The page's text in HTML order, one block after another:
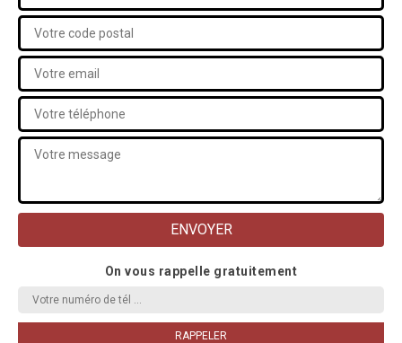
On vous rappelle gratuitement